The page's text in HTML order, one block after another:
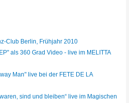
Club Berlin, Frühjahr 2010
als 360 Grad Video - live im MELITTA
Man" live bei der FETE DE LA
sind und bleiben“ live im Magischen